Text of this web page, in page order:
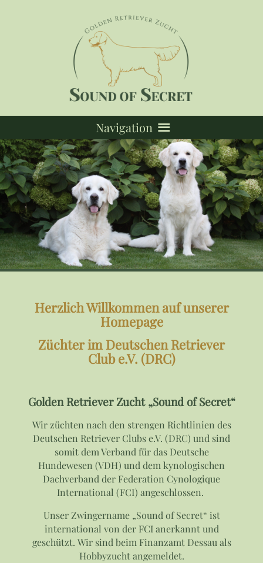
Navigation
Herzlich Willkommen auf unserer
Homepage
Züchter im Deutschen Retriever
Club e.V. (DRC)
Golden Retriever Zucht „Sound of Secret“
Wir züchten nach den strengen Richtlinien des
Deutschen Retriever Clubs e.V. (DRC) und sind
somit dem Verband für das Deutsche
Hundewesen (VDH) und dem kynologischen
Dachverband der Federation Cynologique
International (FCI) angeschlossen.
Unser Zwingername „Sound of Secret“ ist
international von der FCI anerkannt und
geschützt. Wir sind beim Finanzamt Dessau als
Hobbyzucht angemeldet.